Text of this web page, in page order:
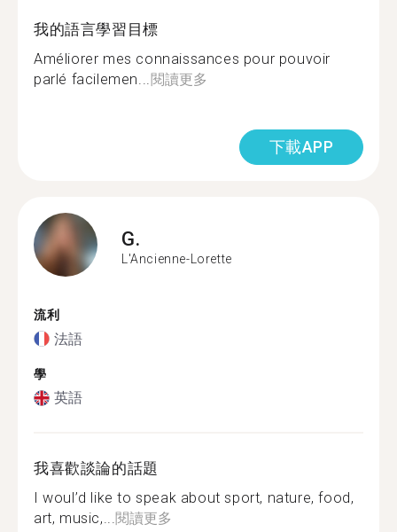
我的語言學習目標
Améliorer mes connaissances pour pouvoir
parlé facilemen...閱讀更多
下載APP
G.
L'Ancienne-Lorette
流利
法語
學
英語
我喜歡談論的話題
I woul’d like to speak about sport, nature, food,
art, music,...閱讀更多